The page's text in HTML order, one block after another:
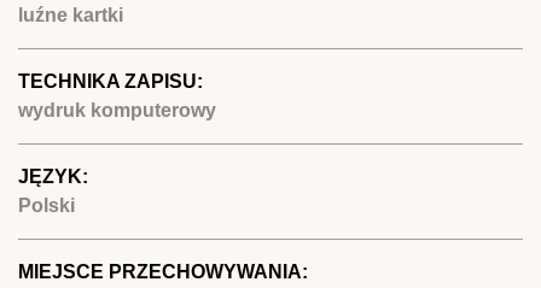
luźne kartki
TECHNIKA ZAPISU:
wydruk komputerowy
JĘZYK:
Polski
MIEJSCE PRZECHOWYWANIA: